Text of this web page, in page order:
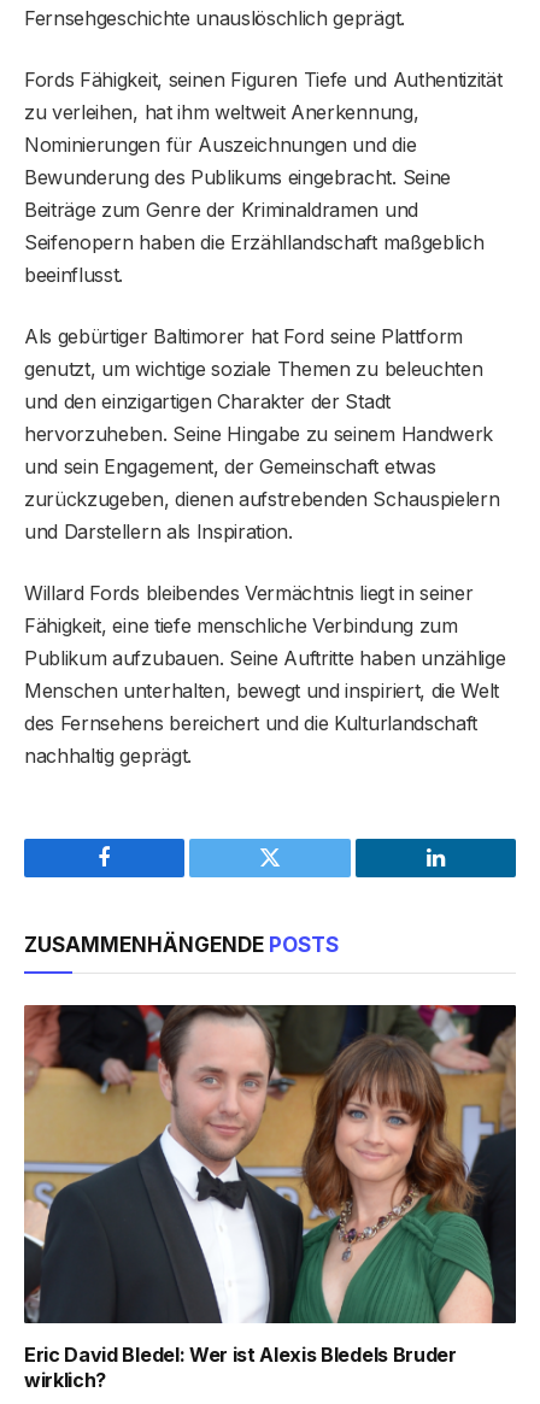
Fernsehgeschichte unauslöschlich geprägt.
Fords Fähigkeit, seinen Figuren Tiefe und Authentizität
zu verleihen, hat ihm weltweit Anerkennung,
Nominierungen für Auszeichnungen und die
Bewunderung des Publikums eingebracht. Seine
Beiträge zum Genre der Kriminaldramen und
Seifenopern haben die Erzähllandschaft maßgeblich
beeinflusst.
Als gebürtiger Baltimorer hat Ford seine Plattform
genutzt, um wichtige soziale Themen zu beleuchten
und den einzigartigen Charakter der Stadt
hervorzuheben. Seine Hingabe zu seinem Handwerk
und sein Engagement, der Gemeinschaft etwas
zurückzugeben, dienen aufstrebenden Schauspielern
und Darstellern als Inspiration.
Willard Fords bleibendes Vermächtnis liegt in seiner
Fähigkeit, eine tiefe menschliche Verbindung zum
Publikum aufzubauen. Seine Auftritte haben unzählige
Menschen unterhalten, bewegt und inspiriert, die Welt
des Fernsehens bereichert und die Kulturlandschaft
nachhaltig geprägt.
Facebook Twitter LinkedIn
ZUSAMMENHÄNGENDE POSTS
Eric David Bledel: Wer ist Alexis Bledels Bruder
wirklich?